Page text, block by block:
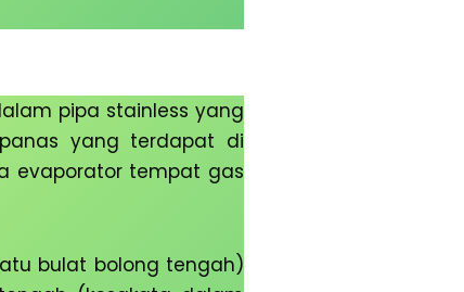
pipa stainless yang
yang terdapat di
evaporator tempat gas
bulat bolong tengah)